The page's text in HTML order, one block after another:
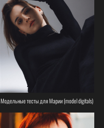
Модельные тесты для Марии (model digitals)